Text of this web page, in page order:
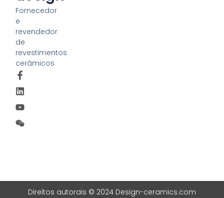
Fornecedor
e
revendedor
de
revestimentos
cerâmicos
Direitos autorais © 2024 Design-ceramics.com